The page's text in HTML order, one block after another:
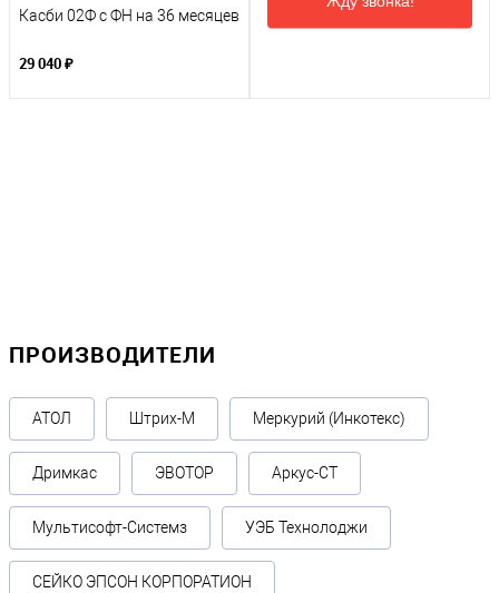
Касби 02Ф с ФН на 36 месяцев
29 040 ₽
ПРОИЗВОДИТЕЛИ
АТОЛ Штрих-М Меркурий (Инкотекс)
Дримкас ЭВОТОР Аркус-СТ
Мультисофт-Системз УЭБ Технолоджи
СЕЙКО ЭПСОН КОРПОРАТИОН